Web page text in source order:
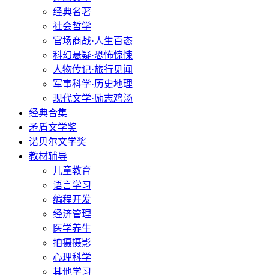
经典名著
社会哲学
官场商战·人生百态
科幻悬疑·恐怖惊悚
人物传记·旅行见闻
军事科学·历史地理
现代文学·励志鸡汤
经典合集
矛盾文学奖
诺贝尔文学奖
教材辅导
儿童教育
语言学习
编程开发
经济管理
医学养生
拍摄摄影
心理科学
其他学习